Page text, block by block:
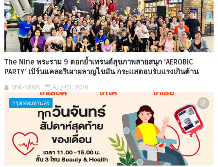
The Nine พระราม 9 ตอกย้ำเทรนด์สุขภาพสายสนุก ‘AEROBIC
PARTY’ เบิร์นแคลอรีเผาผลาญไขมัน กระแสตอบรับแรงเกินต้าน
MSK-NEWS Aug 03, 2026
กรุงเทพมหานคร